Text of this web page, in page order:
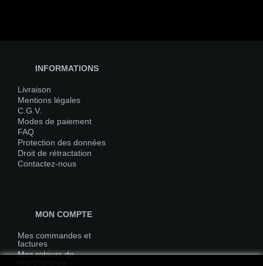
INFORMATIONS
Livraison
Mentions légales
C.G.V.
Modes de paiement
FAQ
Protection des données
Droit de rétractation
Contactez-nous
MON COMPTE
Mes commandes et
factures
Mes retours de